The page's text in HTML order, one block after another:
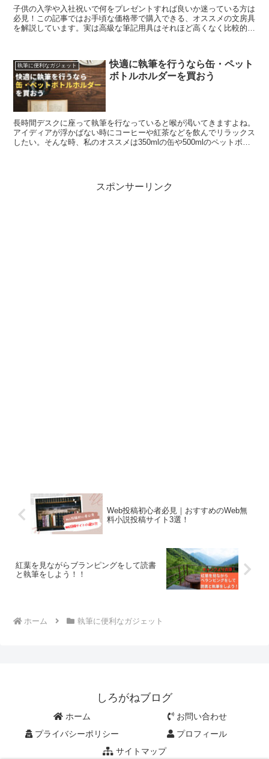
子供の入学や入社祝いで何をプレゼントすれば良いか迷っている方は
必見！この記事ではお手頃な価格帯で購入できる、オススメの文房具
を解説しています。実は高級な筆記用具はそれほど高くなく比較的リ
執筆に便利なガジェット
快適に執筆を行うなら缶・ペット
ボトルホルダーを買おう
長時間デスクに座って執筆を行なっていると喉が渇いてきますよね。
アイディアが浮かばない時にコーヒーや紅茶などを飲んでリラックス
したい。そんな時、私のオススメは350mlの缶や500mlのペットボト
スポンサーリンク
Web投稿初心者必見｜おすすめのWeb無
料小説投稿サイト3選！
紅葉を見ながらブランピングをして読書
と執筆をしよう！！
ホーム 執筆に便利なガジェット
しろがねブログ
ホーム
お問い合わせ
プライバシーポリシー
プロフィール
サイトマップ